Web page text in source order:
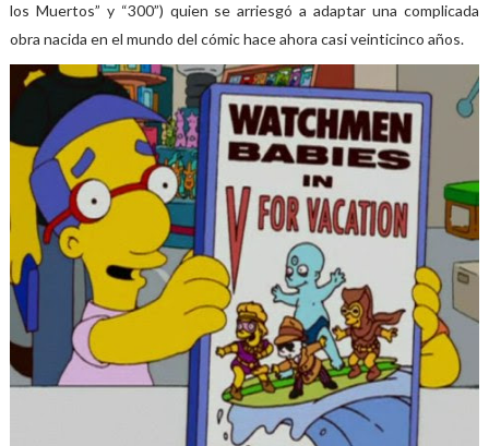
los Muertos” y “300”) quien se arriesgó a adaptar una complicada
obra nacida en el mundo del cómic hace ahora casi veinticinco años.